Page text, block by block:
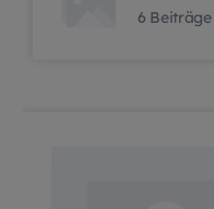
6 Beiträge